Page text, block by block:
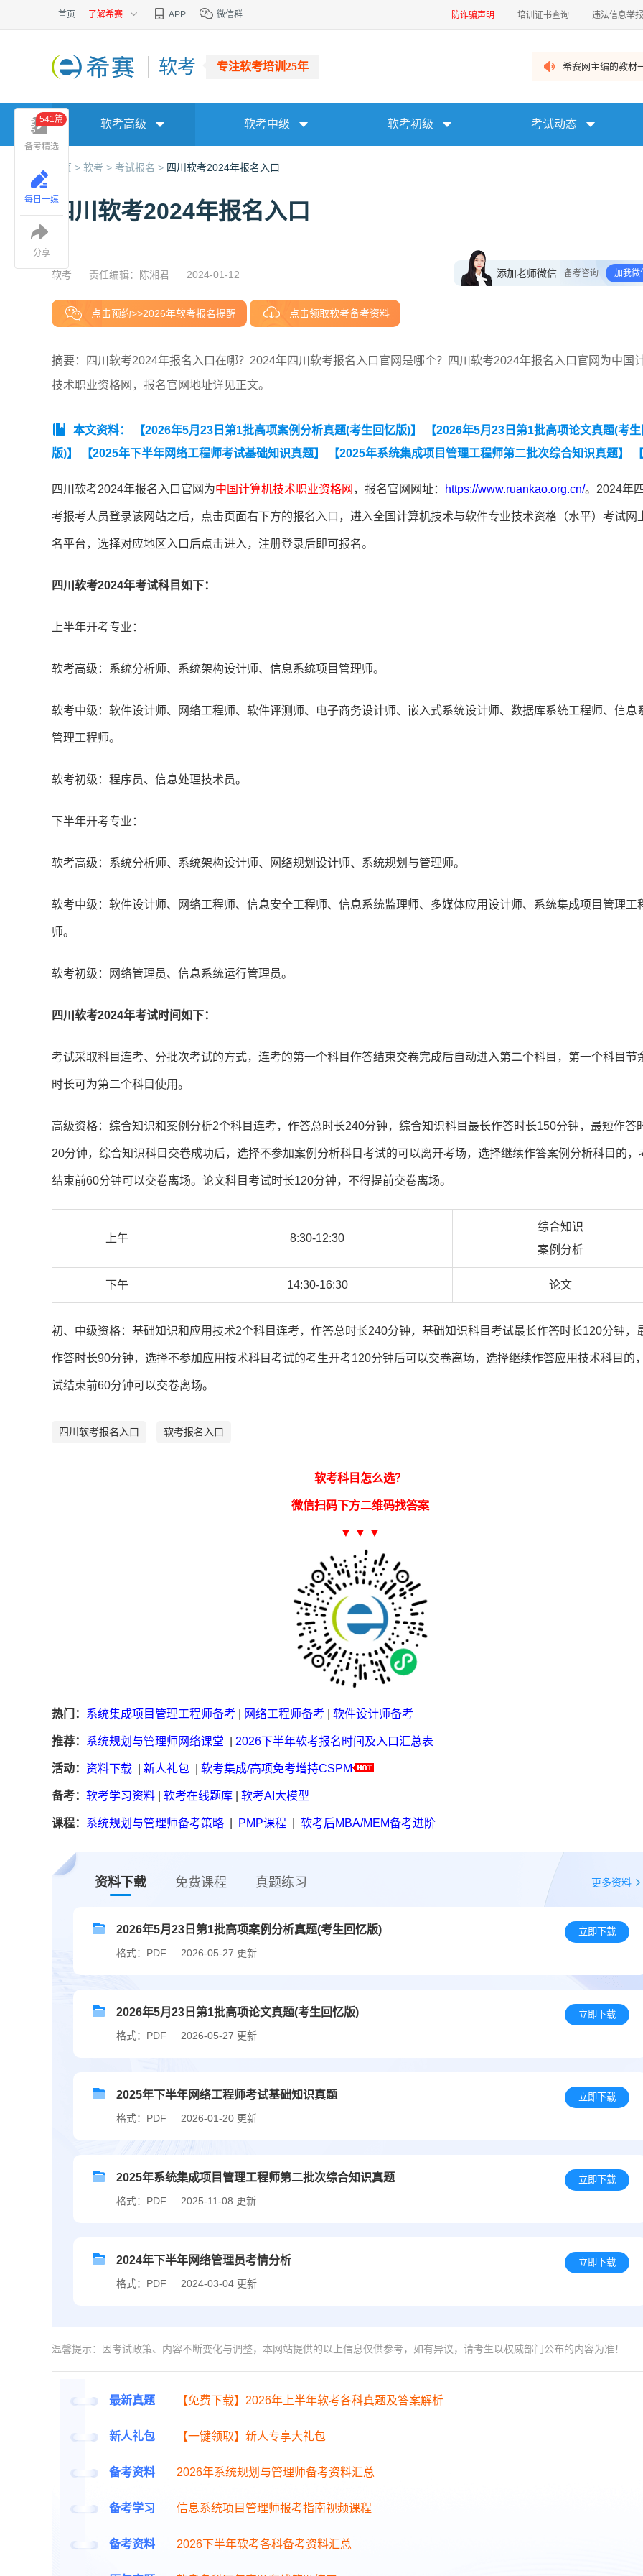
首页 了解希赛 APP 微信群 防诈骗声明 培训证书查询 违法信息举报
软考 专注软考培训25年 希赛网主编的教材
软考高级 软考中级 软考初级 考试动态
首页 > 软考 > 考试报名 > 四川软考2024年报名入口
四川软考2024年报名入口
软考 责任编辑：陈湘君 2024-01-12 添加老师微信 备考咨询 加我微
点击预约>>2026年软考报名提醒 点击领取软考备考资料
摘要：四川软考2024年报名入口在哪？2024年四川软考报名入口官网是哪个？四川软考2024年报名入口官网为中国
技术职业资格网，报名官网地址详见正文。
本文资料： 【2026年5月23日第1批高项案例分析真题(考生回忆版)】
【2026年5月23日第1批高项论文真题(考
版)】
【2025年下半年网络工程师考试基础知识真题】 【2025年系统集成项目管理工程师第二批次综合知识真题】
四川软考2024年报名入口官网为中国计算机技术职业资格网 ，报名官网网址： https://www.ruankao.org.cn/。2024年
考报考人员登录该网站之后，点击页面右下方的报名入口，进入全国计算机技术与软件专业技术资格（水平）考试网
名平台，选择对应地区入口后点击进入，注册登录后即可报名。
四川软考2024年考试科目如下：
上半年开考专业：
软考高级：系统分析师、系统架构设计师、信息系统项目管理师。
软考中级：软件设计师、网络工程师、软件评测师、电子商务设计师、嵌入式系统设计师、数据库系统工程师、信息
管理工程师。
软考初级：程序员、信息处理技术员。
下半年开考专业：
软考高级：系统分析师、系统架构设计师、网络规划设计师、系统规划与管理师。
软考中级：软件设计师、网络工程师、信息安全工程师、信息系统监理师、多媒体应用设计师、系统集成项目管理工
师。
软考初级：网络管理员、信息系统运行管理员。
四川软考2024年考试时间如下：
考试采取科目连考、分批次考试的方式，连考的第一个科目作答结束交卷完成后自动进入第二个科目，第一个科目节
时长可为第二个科目使用。
高级资格：综合知识和案例分析2个科目连考，作答总时长240分钟，综合知识科目最长作答时长150分钟，最短作答
20分钟，综合知识科目交卷成功后，选择不参加案例分析科目考试的可以离开考场，选择继续作答案例分析科目的，
结束前60分钟可以交卷离场。论文科目考试时长120分钟，不得提前交卷离场。
上午 8:30-12:30
综合知识
案例分析
下午 14:30-16:30 论文
初、中级资格：基础知识和应用技术2个科目连考，作答总时长240分钟，基础知识科目考试最长作答时长120分钟，
作答时长90分钟，选择不参加应用技术科目考试的考生开考120分钟后可以交卷离场，选择继续作答应用技术科目的
试结束前60分钟可以交卷离场。
四川软考报名入口 软考报名入口
软考科目怎么选？
微信扫码下方二维码找答案
▼ ▼ ▼
热门： 系统集成项目管理工程师备考 网络工程师备考 软件设计师备考
推荐： 系统规划与管理师网络课堂 2026下半年软考报名时间及入口汇总表
活动： 资料下载 新人礼包 软考集成/高项免考增持CSPM
备考： 软考学习资料 软考在线题库 软考AI大模型
课程： 系统规划与管理师备考策略 PMP课程 软考后MBA/MEM备考进阶
资料下载 免费课程 真题练习 更多资料
2026年5月23日第1批高项案例分析真题(考生回忆版)
格式：PDF 2026-05-27 更新
立即下载
2026年5月23日第1批高项论文真题(考生回忆版)
格式：PDF 2026-05-27 更新
立即下载
2025年下半年网络工程师考试基础知识真题
格式：PDF 2026-01-20 更新
立即下载
2025年系统集成项目管理工程师第二批次综合知识真题
格式：PDF 2025-11-08 更新
立即下载
2024年下半年网络管理员考情分析
格式：PDF 2024-03-04 更新
立即下载
温馨提示：因考试政策、内容不断变化与调整，本网站提供的以上信息仅供参考，如有异议，请考生以权威部门公布的内容为准！
最新真题 【免费下载】2026年上半年软考各科真题及答案解析
新人礼包 【一键领取】新人专享大礼包
备考资料 2026年系统规划与管理师备考资料汇总
备考学习 信息系统项目管理师报考指南视频课程
备考资料 2026下半年软考各科备考资料汇总
备考精选
541篇
每日一练
分享